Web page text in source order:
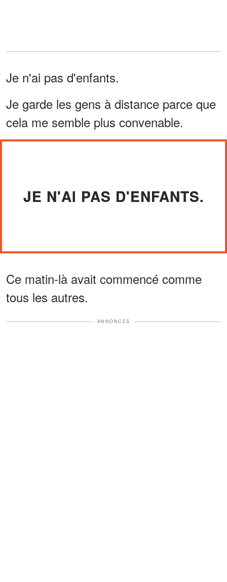
Je n'ai pas d'enfants.
Je garde les gens à distance parce que
cela me semble plus convenable.
JE N'AI PAS D'ENFANTS.
Ce matin-là avait commencé comme
tous les autres.
ANNONCES